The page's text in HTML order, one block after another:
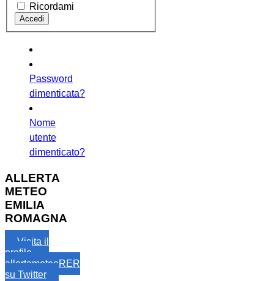
Ricordami
Password
dimenticata?
Nome
utente
dimenticato?
ALLERTA
METEO
EMILIA
ROMAGNA
Visita il
profilo
allertameteoRER
su Twitter